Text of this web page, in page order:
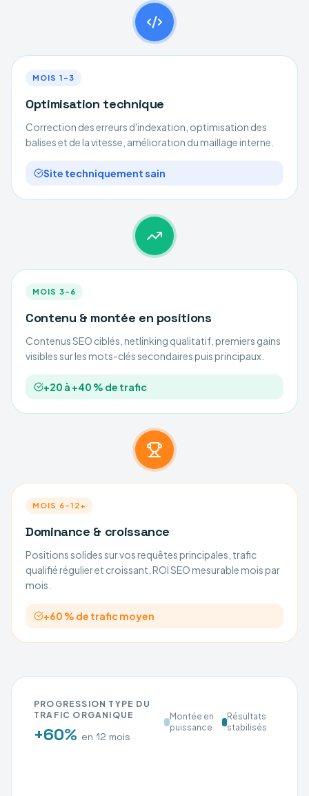
MOIS 1–3
Optimisation technique
Correction des erreurs d'indexation, optimisation des
balises et de la vitesse, amélioration du maillage interne.
Site techniquement sain
MOIS 3–6
Contenu & montée en positions
Contenus SEO ciblés, netlinking qualitatif, premiers gains
visibles sur les mots-clés secondaires puis principaux.
+20 à +40 % de trafic
MOIS 6–12+
Dominance & croissance
Positions solides sur vos requêtes principales, trafic
qualifié régulier et croissant, ROI SEO mesurable mois par
mois.
+60 % de trafic moyen
PROGRESSION TYPE DU
TRAFIC ORGANIQUE
+60% en 12 mois
Montée en
puissance
Résultats
stabilisés